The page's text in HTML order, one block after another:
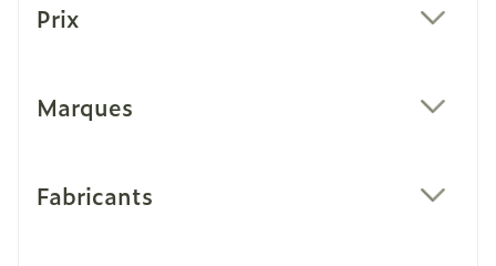
Prix
Marques
Fabricants